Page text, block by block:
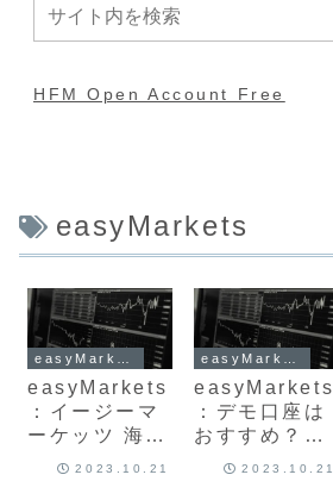
HFM Open Account Free
easyMarkets
easyMarkets
：イージーマ
ーケッツ 海外
FX 法人口座
2023.10.21
easyMarkets
：デモ口座は
おすすめ？開
設方法、特徴
2023.10.21